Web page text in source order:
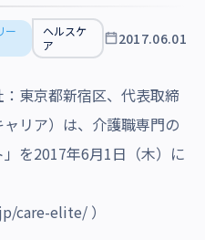
ー
ヘルスケ
ア
2017.06.01
東京都新宿区、代表取締
リア）は、介護職専門の
を2017年6月1日（木）に
care-elite/ ）